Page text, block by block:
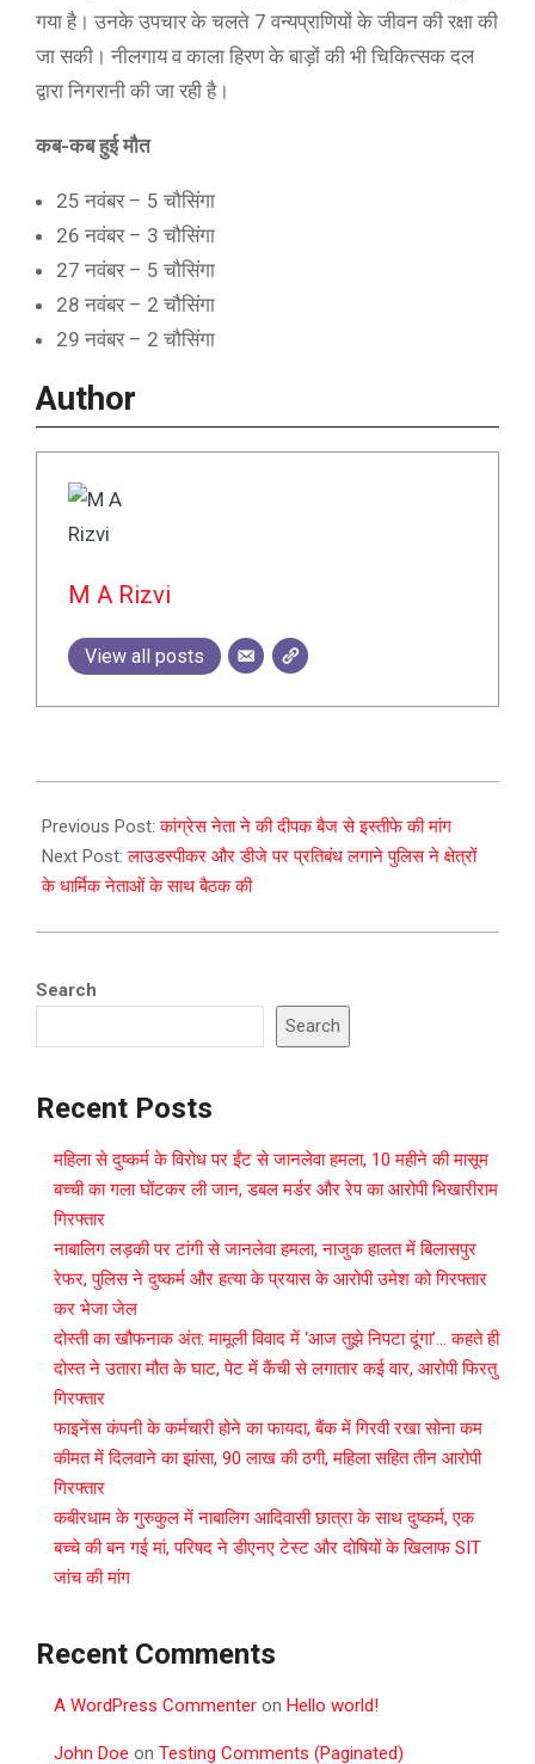
गया है। उनके उपचार के चलते 7 वन्यप्राणियों के जीवन की रक्षा की
जा सकी। नीलगाय व काला हिरण के बाड़ों की भी चिकित्सक दल
द्वारा निगरानी की जा रही है।
कब-कब हुई मौत
25 नवंबर – 5 चौसिंगा
26 नवंबर – 3 चौसिंगा
27 नवंबर – 5 चौसिंगा
28 नवंबर – 2 चौसिंगा
29 नवंबर – 2 चौसिंगा
Author
M A Rizvi
View all posts
12-
15
Previous Post:कांग्रेस नेता ने की दीपक बैज से इस्तीफे की मांग
Next Post:लाउडस्पीकर और डीजे पर प्रतिबंध लगाने पुलिस ने क्षेत्रों
के धार्मिक नेताओं के साथ बैठक की
Search
Search
Recent Posts
महिला से दुष्कर्म के विरोध पर ईंट से जानलेवा हमला, 10 महीने की मासूम
बच्ची का गला घोंटकर ली जान, डबल मर्डर और रेप का आरोपी भिखारीराम
गिरफ्तार
नाबालिग लड़की पर टांगी से जानलेवा हमला, नाजुक हालत में बिलासपुर
रेफर, पुलिस ने दुष्कर्म और हत्या के प्रयास के आरोपी उमेश को गिरफ्तार
कर भेजा जेल
दोस्ती का खौफनाक अंत: मामूली विवाद में ‘आज तुझे निपटा दूंगा’… कहते ही
दोस्त ने उतारा मौत के घाट, पेट में कैंची से लगातार कई वार, आरोपी फिरतु
गिरफ्तार
फाइनेंस कंपनी के कर्मचारी होने का फायदा, बैंक में गिरवी रखा सोना कम
कीमत में दिलवाने का झांसा, 90 लाख की ठगी, महिला सहित तीन आरोपी
गिरफ्तार
कबीरधाम के गुरुकुल में नाबालिग आदिवासी छात्रा के साथ दुष्कर्म, एक
बच्चे की बन गई मां, परिषद ने डीएनए टेस्ट और दोषियों के खिलाफ SIT
जांच की मांग
Recent Comments
A WordPress Commenter on Hello world!
John Doe on Testing Comments (Paginated)